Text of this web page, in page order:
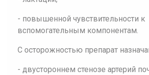
- повышенной чувствительности к
вспомогательным компонентам.
С осторожностью препарат
- двустороннем стенозе артерий